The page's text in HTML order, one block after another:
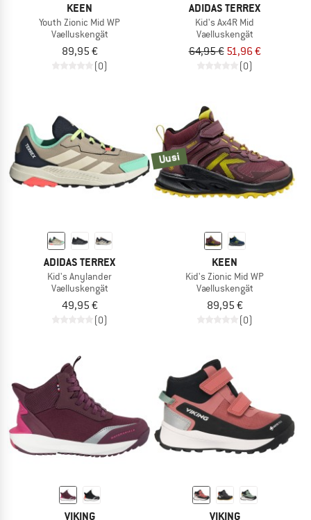
KEEN
Youth Zionic Mid WP
Vaelluskengät
89,95 €
(0)
ADIDAS TERREX
Kid's Ax4R Mid
Vaelluskengät
64,95 € 51,96 €
(0)
ADIDAS TERREX
Kid's Anylander
Vaelluskengät
49,95 €
(0)
Uusi
KEEN
Kid's Zionic Mid WP
Vaelluskengät
89,95 €
(0)
VIKING VIKING